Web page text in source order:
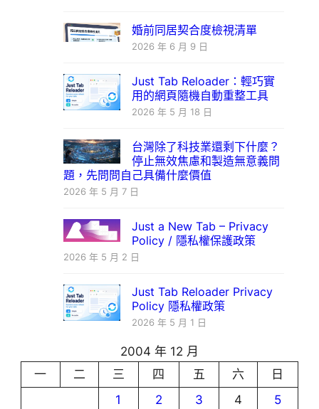
婚前同居契合度檢視清單
2026 年 6 月 9 日
Just Tab Reloader：輕巧實
用的網頁隨機自動重整工具
2026 年 5 月 18 日
台灣除了科技業還剩下什麼？
停止無效焦慮和製造無意義問
題，先問問自己具備什麼價值
2026 年 5 月 7 日
Just a New Tab – Privacy
Policy / 隱私權保護政策
2026 年 5 月 2 日
Just Tab Reloader Privacy
Policy 隱私權政策
2026 年 5 月 1 日
2004 年 12 月
一
二 三 四 五 六
日
1
2 3 4
5